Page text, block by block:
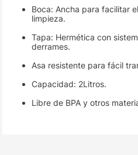
Boca: Ancha para facilitar
limpieza.
Tapa: Hermética con
derrames.
Asa resistente para fácil
Capacidad: 2Litros.
Libre de BPA y otros